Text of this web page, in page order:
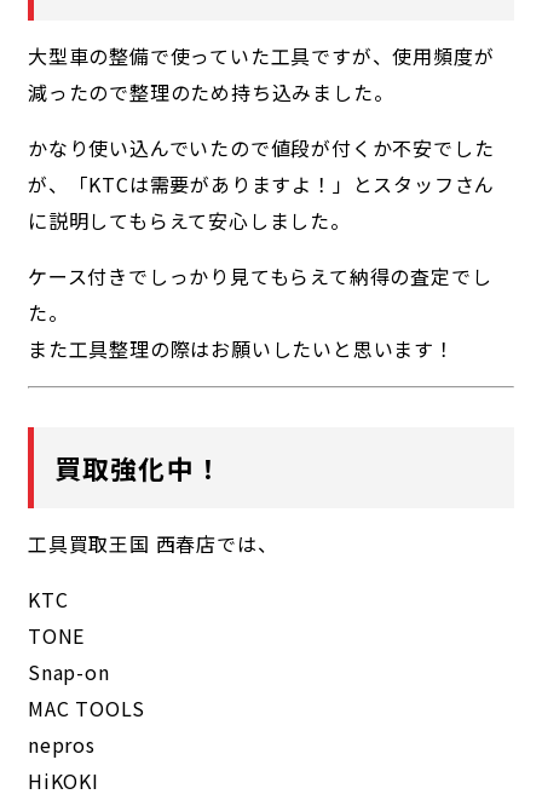
大型車の整備で使っていた工具ですが、使用頻度が
減ったので整理のため持ち込みました。
かなり使い込んでいたので値段が付くか不安でした
が、「KTCは需要がありますよ！」とスタッフさん
に説明してもらえて安心しました。
ケース付きでしっかり見てもらえて納得の査定でし
た。
また工具整理の際はお願いしたいと思います！
買取強化中！
工具買取王国 西春店では、
KTC
TONE
Snap-on
MAC TOOLS
nepros
HiKOKI